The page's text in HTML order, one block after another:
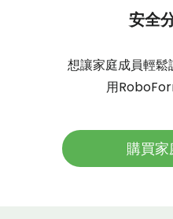
安全
想讓家庭成員輕
用
購買